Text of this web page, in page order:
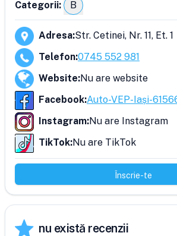
Categorii: B
Adresa:Str. Cetinei, Nr. 11, Et. 1
Telefon:0745 552 981
Website:Nu are website
Facebook:Auto-VEP-Iași-
Instagram:Nu are Instagram
TikTok:Nu are TikTok
Înscrie-te
nu există recenzii